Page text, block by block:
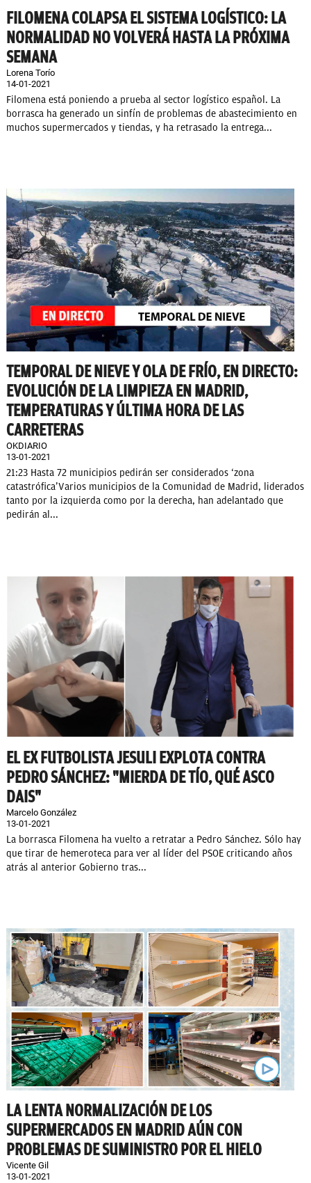
FILOMENA COLAPSA EL SISTEMA LOGÍSTICO: LA
NORMALIDAD NO VOLVERÁ HASTA LA PRÓXIMA
SEMANA
Lorena Torío
14-01-2021
Filomena está poniendo a prueba al sector logístico español. La
borrasca ha generado un sinfín de problemas de abastecimiento en
muchos supermercados y tiendas, y ha retrasado la entrega...
TEMPORAL DE NIEVE Y OLA DE FRÍO, EN DIRECTO:
EVOLUCIÓN DE LA LIMPIEZA EN MADRID,
TEMPERATURAS Y ÚLTIMA HORA DE LAS
CARRETERAS
OKDIARIO
13-01-2021
21:23 Hasta 72 municipios pedirán ser considerados ‘zona
catastrófica’Varios municipios de la Comunidad de Madrid, liderados
tanto por la izquierda como por la derecha, han adelantado que
pedirán al...
EL EX FUTBOLISTA JESULI EXPLOTA CONTRA
PEDRO SÁNCHEZ: "MIERDA DE TÍO, QUÉ ASCO
DAIS"
Marcelo González
13-01-2021
La borrasca Filomena ha vuelto a retratar a Pedro Sánchez. Sólo hay
que tirar de hemeroteca para ver al líder del PSOE criticando años
atrás al anterior Gobierno tras...
LA LENTA NORMALIZACIÓN DE LOS
SUPERMERCADOS EN MADRID AÚN CON
PROBLEMAS DE SUMINISTRO POR EL HIELO
Vicente Gil
13-01-2021